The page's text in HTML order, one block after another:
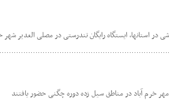
ایستگاه رایگان تندرستی در مصلی الغدیر شهر
خرم آباد در مناطق سیل زده دوره چگنی حضور یافتند